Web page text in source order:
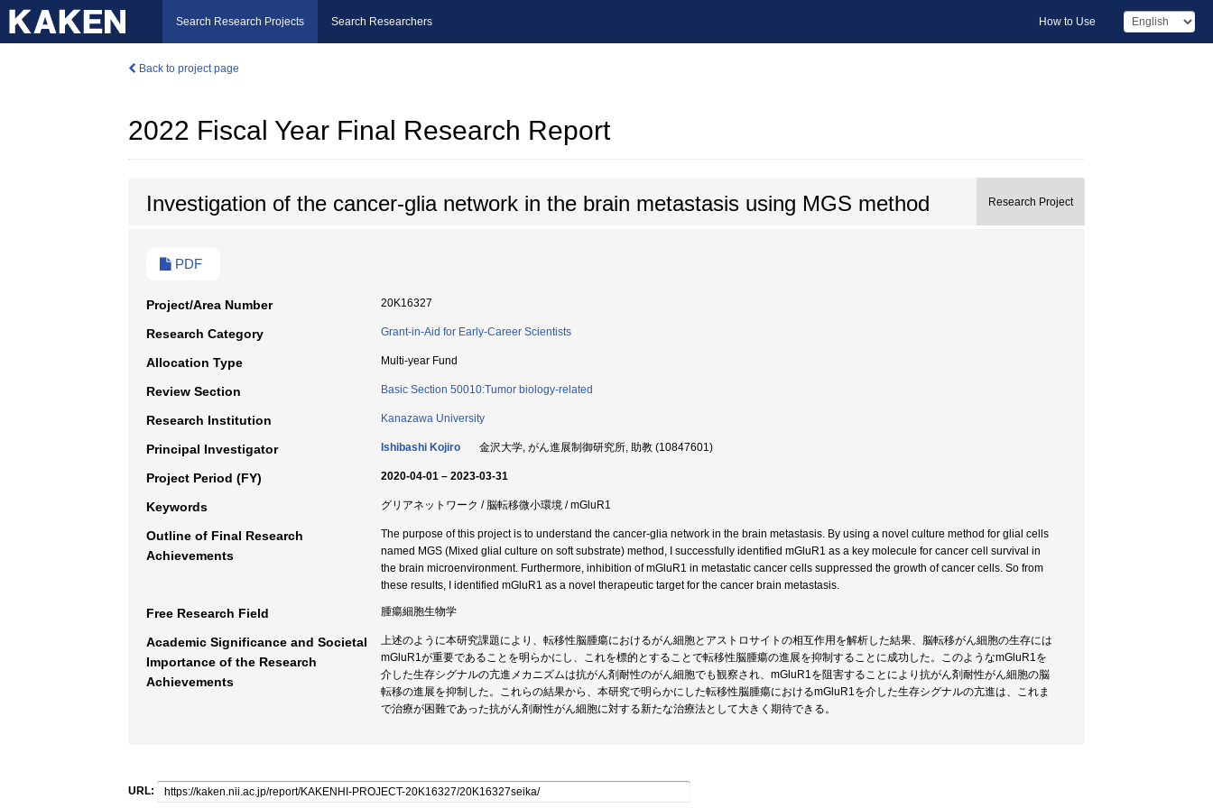
Search Research Projects Search Researchers How to Use
Back to project page
2022 Fiscal Year Final Research Report
Investigation of the cancer-glia network in the brain metastasis using MGS method Research Project
PDF
Project/Area Number 20K16327
Research Category Grant-in-Aid for Early-Career Scientists
Allocation Type Multi-year Fund
Review Section Basic Section 50010:Tumor biology-related
Research Institution Kanazawa University
Principal Investigator Ishibashi Kojiro 金沢大学, がん進展制御研究所, 助教 (10847601)
Project Period (FY) 2020-04-01 – 2023-03-31
Keywords グリアネットワーク / 脳転移微小環境 / mGluR1
Outline of Final Research
Achievements
The purpose of this project is to understand the cancer-glia network in the brain metastasis. By using a novel culture method for glial cells
named MGS (Mixed glial culture on soft substrate) method, I successfully identified mGluR1 as a key molecule for cancer cell survival in
the brain microenvironment. Furthermore, inhibition of mGluR1 in metastatic cancer cells suppressed the growth of cancer cells. So from
these results, I identified mGluR1 as a novel therapeutic target for the cancer brain metastasis.
Free Research Field 腫瘍細胞生物学
Academic Significance and Societal
Importance of the Research
Achievements
上述のように本研究課題により、転移性脳腫瘍におけるがん細胞とアストロサイトの相互作用を解析した結果、脳転移がん細胞の生存には
mGluR1が重要であることを明らかにし、これを標的とすることで転移性脳腫瘍の進展を抑制することに成功した。このようなmGluR1を
介した生存シグナルの亢進メカニズムは抗がん剤耐性のがん細胞でも観察され、mGluR1を阻害することにより抗がん剤耐性がん細胞の脳
転移の進展を抑制した。これらの結果から、本研究で明らかにした転移性脳腫瘍におけるmGluR1を介した生存シグナルの亢進は、これま
で治療が困難であった抗がん剤耐性がん細胞に対する新たな治療法として大きく期待できる。
URL: